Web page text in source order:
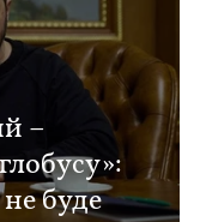
–
не буде